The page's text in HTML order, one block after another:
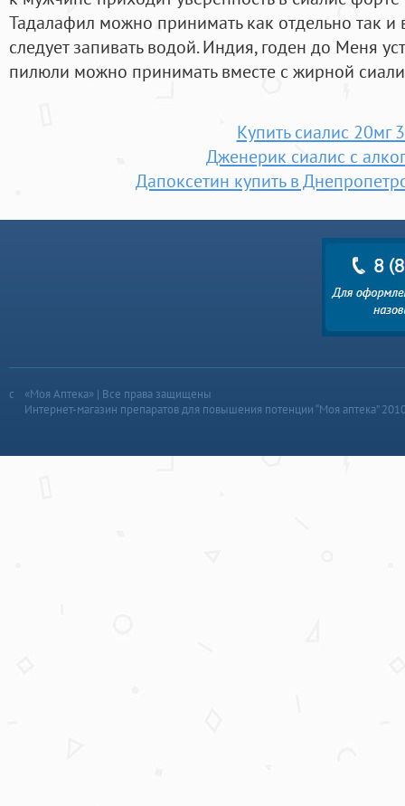
Тадалафил можно принимать как отдельно так
следует запивать водой. Индия, годен до Меня
пилюли можно принимать вместе с жирной
Купить сиалис 20мг
Дженерик сиалис с
Дапоксетин купить в
«Моя Аптека» | Все права защищены
Интернет-магазин препаратов для повышения потенции “Моя аптека”